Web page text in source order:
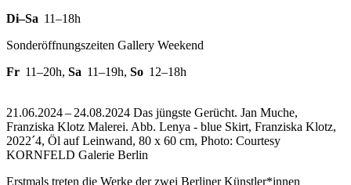
Di–Sa 11–18h
Sonderöffnungszeiten Gallery Weekend
Fr 11–20h, Sa 11–19h, So 12–18h
21.06.2024 – 24.08.2024 Das jüngste Gerücht. Jan Muche,
Franziska Klotz Malerei. Abb. Lenya - blue Skirt, Franziska Klotz,
2022´4, Öl auf Leinwand, 80 x 60 cm, Photo: Courtesy
KORNFELD Galerie Berlin
Erstmals treten die Werke der zwei Berliner Künstler*innen